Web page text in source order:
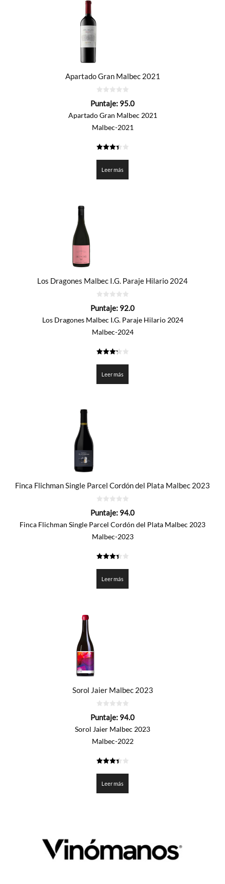
Apartado Gran Malbec 2021
de
Puntaje: 95.0
Apartado Gran Malbec 2021
Malbec-2021
de 5
Leer más
Los Dragones Malbec I.G. Paraje Hilario 2024
de
Puntaje: 92.0
Los Dragones Malbec I.G. Paraje Hilario 2024
Malbec-2024
de 5
Leer más
Finca Flichman Single Parcel Cordón del Plata Malbec 2023
de
Puntaje: 94.0
Finca Flichman Single Parcel Cordón del Plata Malbec 2023
Malbec-2023
de 5
Leer más
Sorol Jaier Malbec 2023
de
Puntaje: 94.0
Sorol Jaier Malbec 2023
Malbec-2022
de 5
Leer más